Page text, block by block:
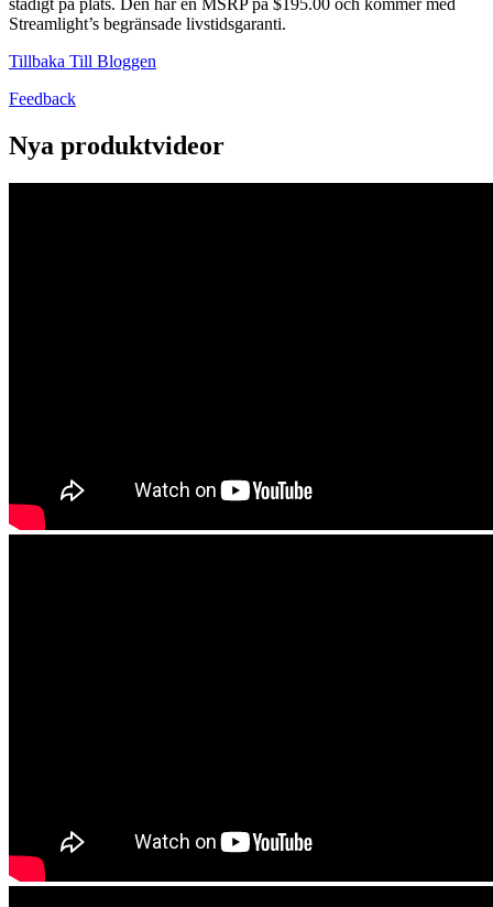
Streamlight’s begränsade livstidsgaranti.
Tillbaka Till Bloggen
Feedback
Nya produktvideor